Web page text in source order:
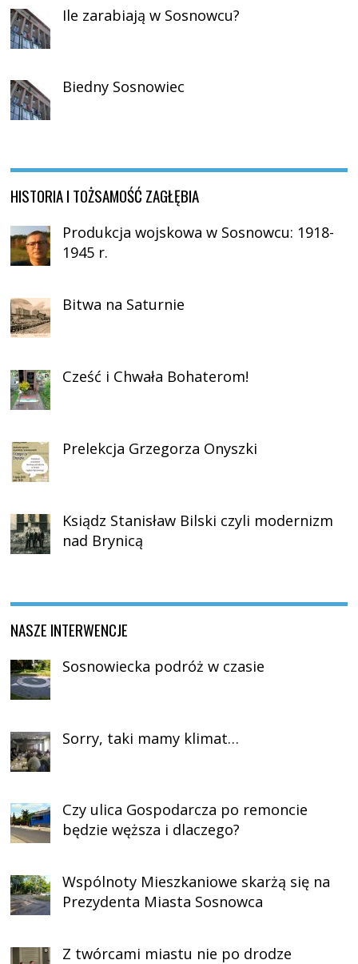
Ile zarabiają w Sosnowcu?
Biedny Sosnowiec
HISTORIA I TOŻSAMOŚĆ ZAGŁĘBIA
Produkcja wojskowa w Sosnowcu: 1918-
1945 r.
Bitwa na Saturnie
Cześć i Chwała Bohaterom!
Prelekcja Grzegorza Onyszki
Ksiądz Stanisław Bilski czyli modernizm
nad Brynicą
NASZE INTERWENCJE
Sosnowiecka podróż w czasie
Sorry, taki mamy klimat…
Czy ulica Gospodarcza po remoncie
będzie węższa i dlaczego?
Wspólnoty Mieszkaniowe skarżą się na
Prezydenta Miasta Sosnowca
Z twórcami miastu nie po drodze